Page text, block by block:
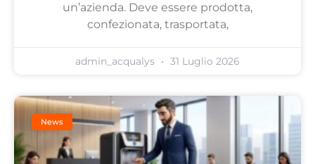
un’azienda. Deve essere prodotta,
confezionata, trasportata,
admin_acqualys 31 Luglio 2026
News